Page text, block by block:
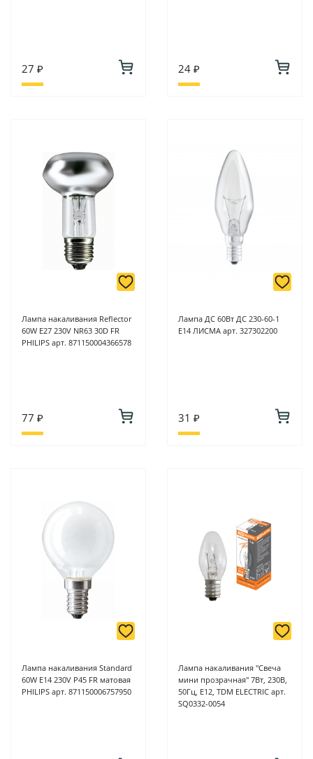
27 ₽ 24 ₽
Лампа накаливания Reflector
60W E27 230V NR63 30D FR
PHILIPS арт. 871150004366578
77 ₽
Лампа ДС 60Вт ДС 230-60-1
Е14 ЛИСМА арт. 327302200
31 ₽
Лампа накаливания Standard
60W E14 230V P45 FR матовая
PHILIPS арт. 871150006757950
Лампа накаливания "Свеча
мини прозрачная" 7Вт, 230В,
50Гц, Е12, TDM ELECTRIC арт.
SQ0332-0054